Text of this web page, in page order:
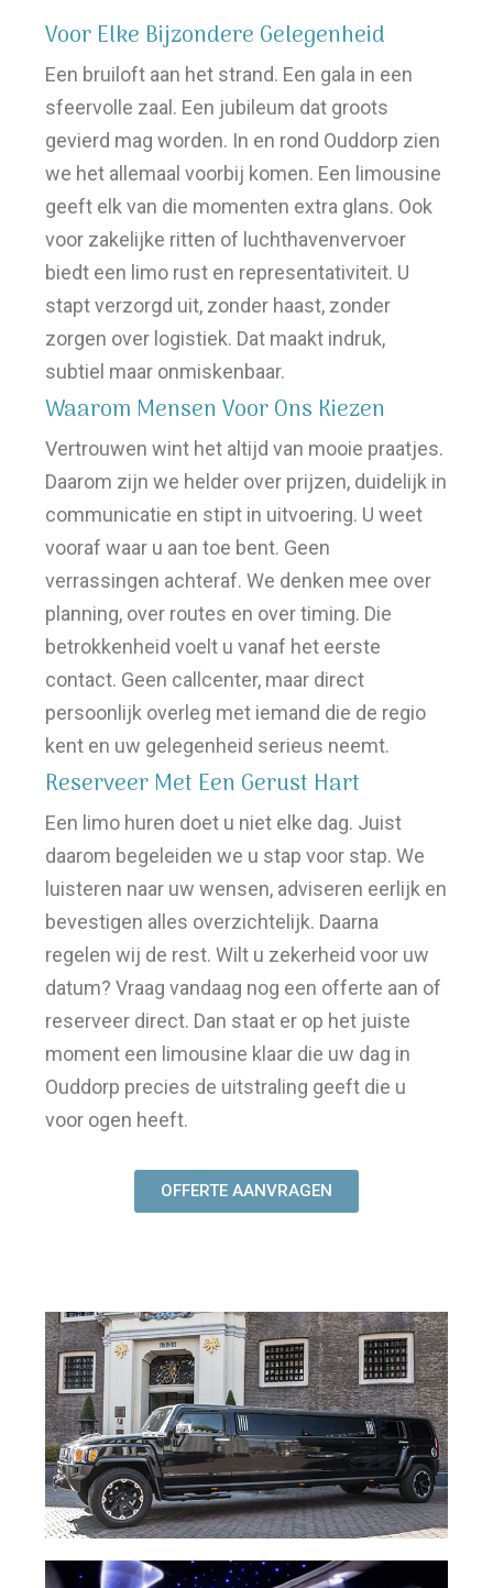
Voor Elke Bijzondere Gelegenheid
Een bruiloft aan het strand. Een gala in een
sfeervolle zaal. Een jubileum dat groots
gevierd mag worden. In en rond Ouddorp zien
we het allemaal voorbij komen. Een limousine
geeft elk van die momenten extra glans. Ook
voor zakelijke ritten of luchthavenvervoer
biedt een limo rust en representativiteit. U
stapt verzorgd uit, zonder haast, zonder
zorgen over logistiek. Dat maakt indruk,
subtiel maar onmiskenbaar.
Waarom Mensen Voor Ons Kiezen
Vertrouwen wint het altijd van mooie praatjes.
Daarom zijn we helder over prijzen, duidelijk in
communicatie en stipt in uitvoering. U weet
vooraf waar u aan toe bent. Geen
verrassingen achteraf. We denken mee over
planning, over routes en over timing. Die
betrokkenheid voelt u vanaf het eerste
contact. Geen callcenter, maar direct
persoonlijk overleg met iemand die de regio
kent en uw gelegenheid serieus neemt.
Reserveer Met Een Gerust Hart
Een limo huren doet u niet elke dag. Juist
daarom begeleiden we u stap voor stap. We
luisteren naar uw wensen, adviseren eerlijk en
bevestigen alles overzichtelijk. Daarna
regelen wij de rest. Wilt u zekerheid voor uw
datum? Vraag vandaag nog een offerte aan of
reserveer direct. Dan staat er op het juiste
moment een limousine klaar die uw dag in
Ouddorp precies de uitstraling geeft die u
voor ogen heeft.
OFFERTE AANVRAGEN